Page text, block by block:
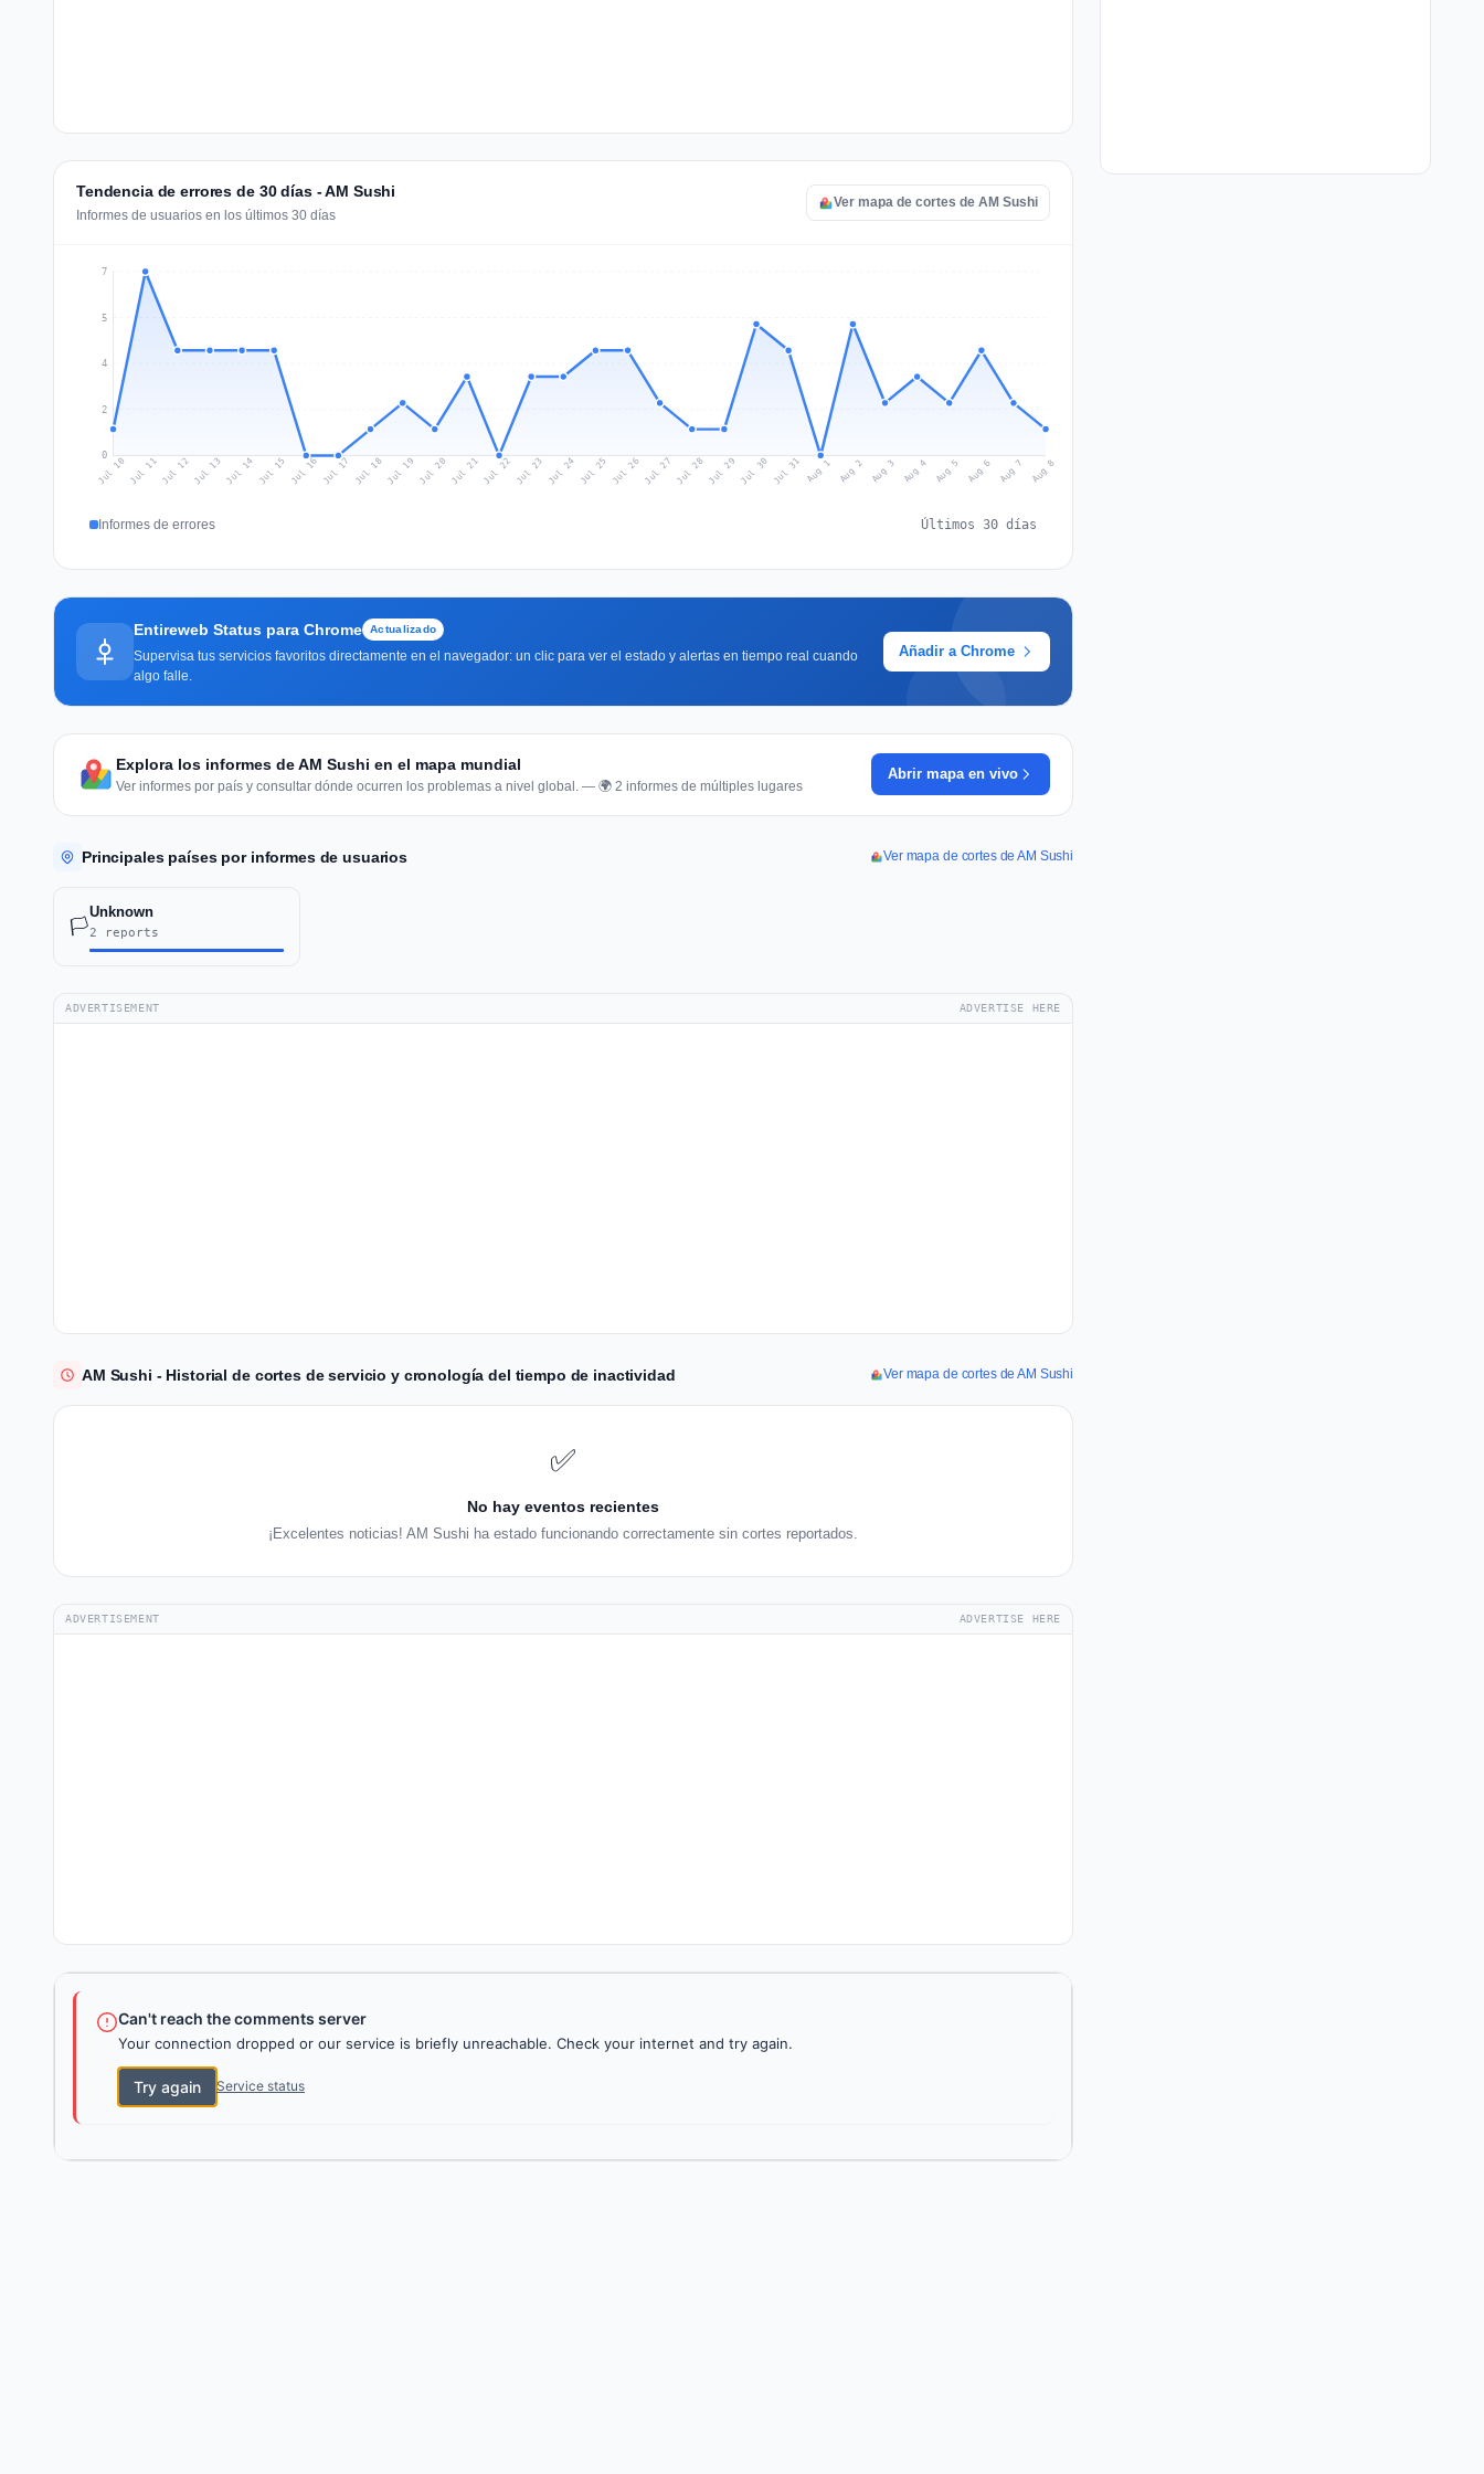
Tendencia de errores de 30 días - AM Sushi
Informes de usuarios en los últimos 30 días
Ver mapa de cortes de AM Sushi
0
2
4
5
7
Jul 10 Jul 11Jul 12Jul 13 Jul 14 Jul 15 Jul 16 Jul 17 Jul 18Jul 19 Jul 20 Jul 21Jul 22 Jul 23 Jul 24 Jul 25 Jul 26Jul 27 Jul 28Jul 29 Jul 30 Jul 31 Aug 1 Aug 2 Aug 3 Aug 4 Aug 5 Aug 6 Aug 7 Aug 8
Informes de errores Últimos 30 días
Entireweb Status para Chrome Actualizado
Supervisa tus servicios favoritos directamente en el navegador: un clic para ver el estado y alertas en tiempo real cuando
algo falle.
Añadir a Chrome
Explora los informes de AM Sushi en el mapa mundial
Ver informes por país y consultar dónde ocurren los problemas a nivel global. — 🌍 2 informes de múltiples lugares
Abrir mapa en vivo
Principales países por informes de usuarios Ver mapa de cortes de AM Sushi
🏳️
Unknown
2 reports
ADVERTISEMENT ADVERTISE HERE
AM Sushi - Historial de cortes de servicio y cronología del tiempo de inactividad Ver mapa de cortes de AM Sushi
✅
No hay eventos recientes
¡Excelentes noticias! AM Sushi ha estado funcionando correctamente sin cortes reportados.
ADVERTISEMENT ADVERTISE HERE
Can't reach the comments server
Your connection dropped or our service is briefly unreachable. Check your internet and try again.
Try again Service status